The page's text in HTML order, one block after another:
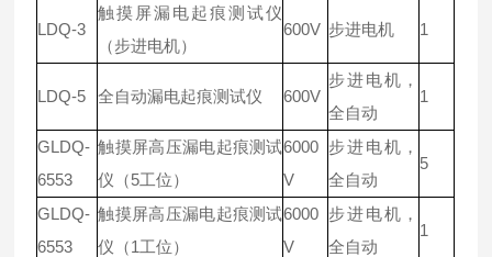
LDQ-3
触摸屏漏电起痕测试仪
（步进电机）
600V 步进电机 1
LDQ-5 全自动漏电起痕测试仪 600V
步进电机，
全自动
1
GLDQ-
6553
触摸屏高压漏电起痕测试
仪（5工位）
6000
V
步进电机，
全自动
5
GLDQ-
6553
触摸屏高压漏电起痕测试
仪（1工位）
6000
V
步进电机，
全自动
1